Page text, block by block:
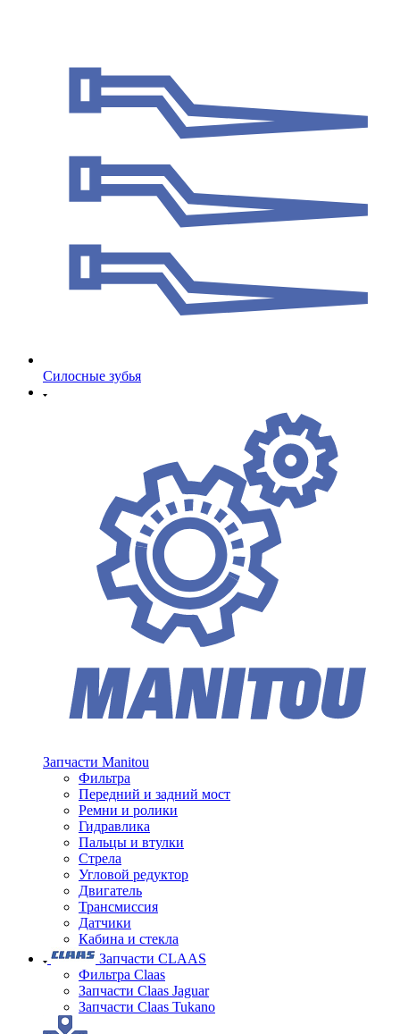
Cилосные зубья
Запчасти Manitou
Фильтра
Передний и задний мост
Ремни и ролики
Гидравлика
Пальцы и втулки
Стрела
Угловой редуктор
Двигатель
Трансмиссия
Датчики
Кабина и стекла
Запчасти CLAAS
Фильтра Claas
Запчасти Claas Jaguar
Запчасти Claas Tukano